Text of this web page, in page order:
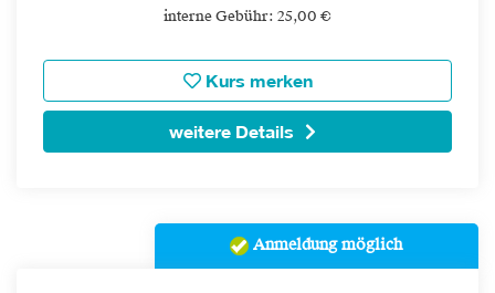
interne Gebühr: 25,00 €
Kurs merken
weitere Details
Anmeldung möglich